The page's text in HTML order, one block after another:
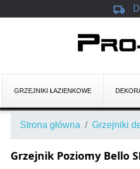
local_shipping
GRZEJNIKI ŁAZIENKOWE
Strona główna Grzejniki
Grzejnik Poziomy Bello